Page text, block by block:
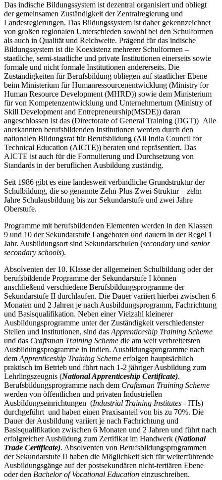
Das indische Bildungssystem ist dezentral organisiert und obliegt
der gemeinsamen Zuständigkeit der Zentralregierung und
Landesregierungen. Das Bildungssystem ist daher gekennzeichnet
von großen regionalen Unterschieden sowohl bei den Schulformen
als auch in Qualität und Reichweite. Prägend für das indische
Bildungssystem ist die Koexistenz mehrerer Schulformen –
staatliche, semi-staatliche und private Institutionen einerseits sowie
formale und nicht formale Institutionen andererseits. Die
Zuständigkeiten für Berufsbildung obliegen auf staatlicher Ebene
beim Ministerium für Humanressourcenentwicklung (Ministry for
Human Resource Development (MHRD)) sowie dem Ministerium
für von Kompetenzentwicklung und Unternehmertum (Ministry of
Skill Development and Entrepreneurship(MSDE)) daran
angeschlossen ist das (Directorate of General Training (DGT)) Alle
anerkannten berufsbildenden Institutionen werden durch den
nationalen Bildungsrat für Berufsbildung (All India Council for
Technical Education (AICTE)) beraten und repräsentiert. Das
AICTE ist auch für die Formulierung und Durchsetzung von
Standards in der beruflichen Ausbildung zuständig.
Seit 1986 gibt es eine landesweit verbindliche Grundstruktur der
Schulbildung, die so genannte Zehn-Plus-Zwei-Struktur – zehn
Jahre Schulausbildung bis zur Sekundarstufe und zwei Jahre
Oberstufe.
Programme mit berufsbildenden Elementen werden in den Klassen
9 und 10 der Sekundarstufe I angeboten und dauern in der Regel 1
Jahr. Ausbildungsort sind Sekundarschulen (secondary und senior
secondary schools).
Absolventen der 10. Klasse der allgemeinen Schulbildung oder der
berufsbildende Programme der Sekundarstufe I können
anschließend verschiedene Berufsbildungsprogramme der
Sekundarstufe II durchlaufen. Die Dauer variiert hierbei zwischen 6
Monaten und 2 Jahren je nach Ausbildungsprogramm, Fachrichtung
und Basisqualifikation. Neben einer Vielzahl kleinerer
Ausbildungsprogramme unter der Zuständigkeit verschiedenster
Stellen und Institutionen, sind das Apprenticeship Training Scheme
und das Craftsman Training Scheme die am weit verbreitetsten
Ausbildungsprogramme in Indien. Ausbildungsprogramme nach
dem Apprenticeship Training Scheme erfolgen hauptsächlich
praktisch im Betrieb und führt nach 1-2 jähriger Ausbildung zum
Lehrlingszeugnis (National Apprenticeship Certificate).
Berufsbildungsprogramme nach dem Craftsman Training Scheme
werden von öffentlichen und privaten Industriellen
Ausbildungseinrichtungen (Industrial Training Institutes - ITIs)
durchgeführt und haben einen Praxisanteil von bis zu 70%. Die
Dauer der Ausbildung variiert je nach Fachrichtung und
Basisqualifikation zwischen 6 Monaten und 2 Jahren und führt nach
erfolgreicher Ausbildung zum Zertifikat im Handwerk (National
Trade Certificate). Absolventen von Berufsbildungsprogrammen
der Sekundarstufe II haben die Möglichkeit sich für weiterführende
Ausbildungsgänge auf der postsekundären nicht-tertiären Ebene
oder den Bachelor of Vocational Education einzuschreiben.